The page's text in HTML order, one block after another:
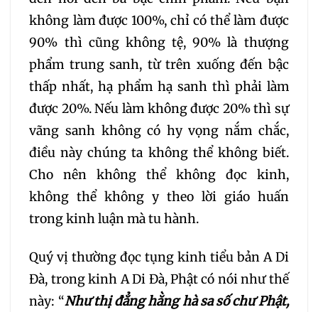
không làm được 100%, chỉ có thể làm được
90% thì cũng không tệ, 90% là thượng
phẩm trung sanh, từ trên xuống đến bậc
thấp nhất, hạ phẩm hạ sanh thì phải làm
được 20%. Nếu làm không được 20% thì sự
vãng sanh không có hy vọng nắm chắc,
điều này chúng ta không thể không biết.
Cho nên không thể không đọc kinh,
không thể không y theo lời giáo huấn
trong kinh luận mà tu hành.
Quý vị thường đọc tụng kinh tiểu bản A Di
Đà, trong kinh A Di Đà, Phật có nói như thế
này: “Như thị đẳng hằng hà sa số chư Phật,